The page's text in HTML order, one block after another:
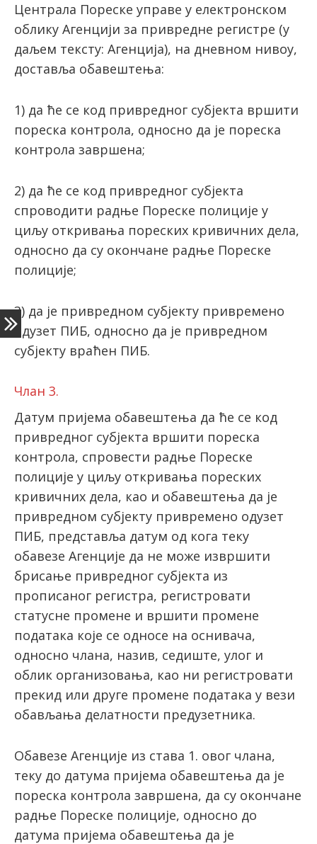
Централа Пореске управе у електронском
облику Агенцији за привредне регистре (у
даљем тексту: Агенција), на дневном нивоу,
доставља обавештења:
1) да ће се код привредног субјекта вршити
пореска контрола, односно да је пореска
контрола завршена;
2) да ће се код привредног субјекта
спроводити радње Пореске полиције у
циљу откривања пореских кривичних дела,
односно да су окончане радње Пореске
полиције;
3) да је привредном субјекту привремено
одузет ПИБ, односно да је привредном
субјекту враћен ПИБ.
Члан 3.
Датум пријема обавештења да ће се код
привредног субјекта вршити пореска
контрола, спровести радње Пореске
полиције у циљу откривања пореских
кривичних дела, као и обавештења да је
привредном субјекту привремено одузет
ПИБ, представља датум од кога теку
обавезе Агенције да не може извршити
брисање привредног субјекта из
прописаног регистра, регистровати
статусне промене и вршити промене
података које се односе на оснивача,
односно члана, назив, седиште, улог и
облик организовања, као ни регистровати
прекид или друге промене података у вези
обављања делатности предузетника.
Обавезе Агенције из става 1. овог члана,
теку до датума пријема обавештења да је
пореска контрола завршена, да су окончане
радње Пореске полиције, односно до
датума пријема обавештења да је